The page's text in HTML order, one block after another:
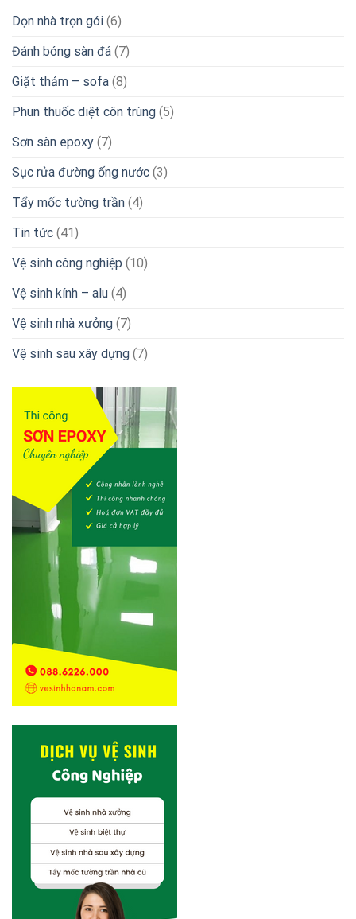
Dọn nhà trọn gói (6)
Đánh bóng sàn đá (7)
Giặt thảm – sofa (8)
Phun thuốc diệt côn trùng (5)
Sơn sàn epoxy (7)
Sục rửa đường ống nước (3)
Tẩy mốc tường trần (4)
Tin tức (41)
Vệ sinh công nghiệp (10)
Vệ sinh kính – alu (4)
Vệ sinh nhà xưởng (7)
Vệ sinh sau xây dựng (7)